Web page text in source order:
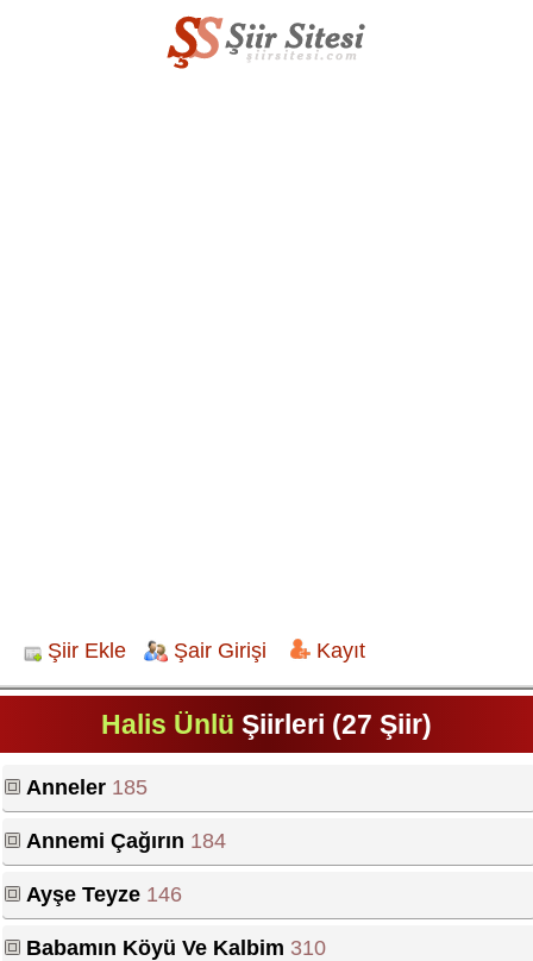
Şiir Ekle Şair Girişi Kayıt
Halis Ünlü Şiirleri (27 Şiir)
Anneler 185
Annemi Çağırın 184
Ayşe Teyze 146
Babamın Köyü Ve Kalbim 310